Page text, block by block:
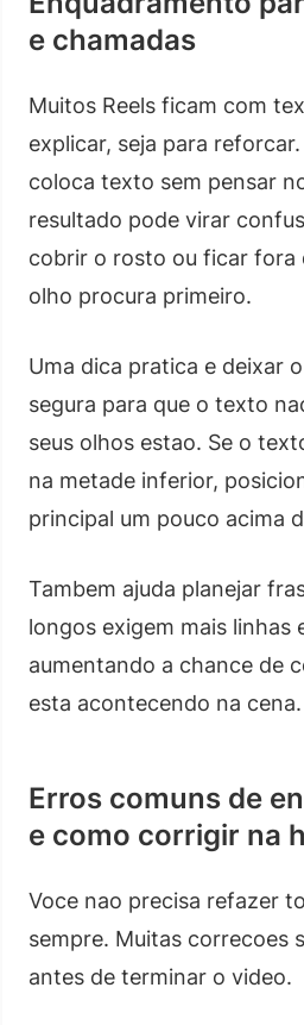
e chamadas
Muitos Reels ficam com
explicar, seja para
coloca texto sem pensar
resultado pode virar
cobrir o rosto ou ficar fora
olho procura primeiro.
Uma dica pratica e deixar
segura para que o texto
seus olhos estao. Se o
na metade inferior,
principal um pouco acima
Tambem ajuda planejar
longos exigem mais linhas
aumentando a chance de
esta acontecendo na cena.
Erros comuns de
e como corrigir na
Voce nao precisa refazer
sempre. Muitas correcoes
antes de terminar o video.